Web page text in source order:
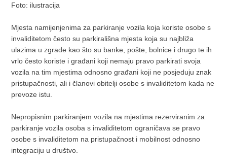
Foto: ilustracija
Mjesta namijenjenima za parkiranje vozila koja koriste osobe s
invaliditetom često su parkirališna mjesta koja su najbliža
ulazima u zgrade kao što su banke, pošte, bolnice i drugo te ih
vrlo često koriste i građani koji nemaju pravo parkirati svoja
vozila na tim mjestima odnosno građani koji ne posjeduju znak
pristupačnosti, ali i članovi obitelji osobe s invaliditetom kada ne
prevoze istu.
Nepropisnim parkiranjem vozila na mjestima rezerviranim za
parkiranje vozila osoba s invaliditetom ograničava se pravo
osobe s invaliditetom na pristupačnost i mobilnost odnosno
integraciju u društvo.